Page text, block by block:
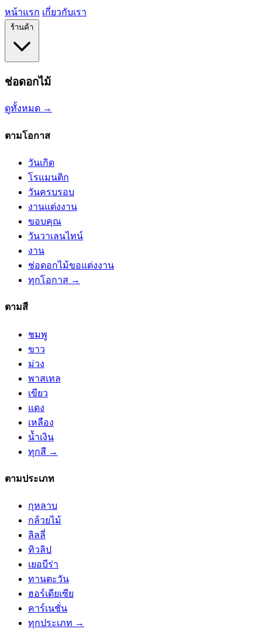
หน้าแรก เกี่ยวกับเรา
ร้านค้า
ช่อดอกไม้
ดูทั้งหมด →
ตามโอกาส
วันเกิด
โรแมนติก
วันครบรอบ
งานแต่งงาน
ขอบคุณ
วันวาเลนไทน์
งาน
ช่อดอกไม้ขอแต่งงาน
ทุกโอกาส →
ตามสี
ชมพู
ขาว
ม่วง
พาสเทล
เขียว
แดง
เหลือง
น้ำเงิน
ทุกสี →
ตามประเภท
กุหลาบ
กล้วยไม้
ลิลลี่
ทิวลิป
เยอบีร่า
ทานตะวัน
ฮอร์เดียเซีย
คาร์เนชั่น
ทุกประเภท →